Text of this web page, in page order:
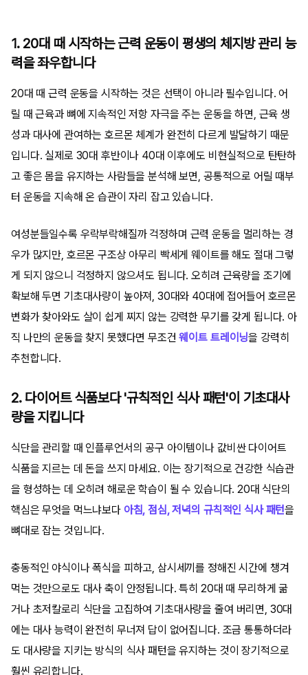
1. 20대 때 시작하는 근력 운동이 평생의 체지방 관리 능
력을 좌우합니다
20대 때 근력 운동을 시작하는 것은 선택이 아니라 필수입니다. 어
릴 때 근육과 뼈에 지속적인 저항 자극을 주는 운동을 하면, 근육 생
성과 대사에 관여하는 호르몬 체계가 완전히 다르게 발달하기 때문
입니다. 실제로 30대 후반이나 40대 이후에도 비현실적으로 탄탄하
고 좋은 몸을 유지하는 사람들을 분석해 보면, 공통적으로 어릴 때부
터 운동을 지속해 온 습관이 자리 잡고 있습니다.
여성분들일수록 우락부락해질까 걱정하며 근력 운동을 멀리하는 경
우가 많지만, 호르몬 구조상 아무리 빡세게 웨이트를 해도 절대 그렇
게 되지 않으니 걱정하지 않으셔도 됩니다. 오히려 근육량을 조기에
확보해 두면 기초대사량이 높아져, 30대와 40대에 접어들어 호르몬
변화가 찾아와도 살이 쉽게 찌지 않는 강력한 무기를 갖게 됩니다. 아
직 나만의 운동을 찾지 못했다면 무조건웨이트 트레이닝을 강력히
추천합니다.
2. 다이어트 식품보다 '규칙적인 식사 패턴'이 기초대사
량을 지킵니다
식단을 관리할 때 인플루언서의 공구 아이템이나 값비싼 다이어트
식품을 지르는 데 돈을 쓰지 마세요. 이는 장기적으로 건강한 식습관
을 형성하는 데 오히려 해로운 학습이 될 수 있습니다. 20대 식단의
핵심은 무엇을 먹느냐보다 아침, 점심, 저녁의 규칙적인 식사 패턴을
뼈대로 잡는 것입니다.
충동적인 야식이나 폭식을 피하고, 삼시세끼를 정해진 시간에 챙겨
먹는 것만으로도 대사 축이 안정됩니다. 특히 20대 때 무리하게 굶
거나 초저칼로리 식단을 고집하여 기초대사량을 줄여 버리면, 30대
에는 대사 능력이 완전히 무너져 답이 없어집니다. 조금 통통하더라
도 대사량을 지키는 방식의 식사 패턴을 유지하는 것이 장기적으로
훨씬 유리합니다.